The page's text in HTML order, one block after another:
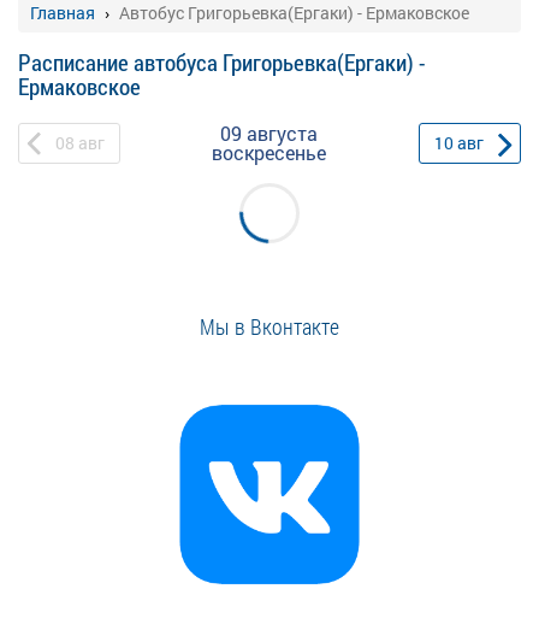
Главная Автобус Григорьевка(Ергаки) - Ермаковское
Расписание автобуса Григорьевка(Ергаки) -
Ермаковское
08 авг 09 августа
воскресенье 10авг
Мы в Вконтакте